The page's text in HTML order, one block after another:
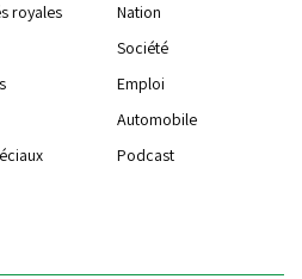
royales
Nation
Société
Emploi
Automobile
Podcast